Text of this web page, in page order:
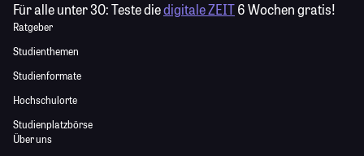
Für alle unter 30:Teste diedigitale ZEIT6 Wochen gratis!
Ratgeber
Studienthemen
Studienformate
Hochschulorte
Studienplatzbörse
Über uns